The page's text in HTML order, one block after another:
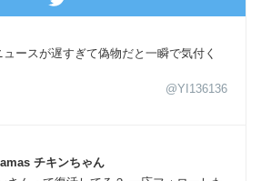
ュースが遅すぎて偽物だと一瞬で気付く
@YI136136
チキンちゃん